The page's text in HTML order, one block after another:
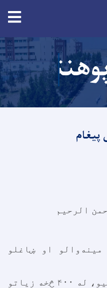
الرحیم
او ښاغلو
بلخ پوهنتون د ۱۶ پوهنځيو، له ۴۰۰ څخه زیاتو